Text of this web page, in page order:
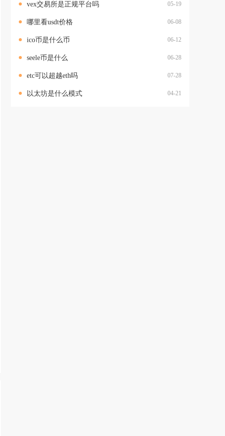
vex交易所是正规平台吗 05-19
哪里看usdt价格 06-08
ico币是什么币 06-12
seele币是什么 06-28
etc可以超越eth吗 07-28
以太坊是什么模式 04-21